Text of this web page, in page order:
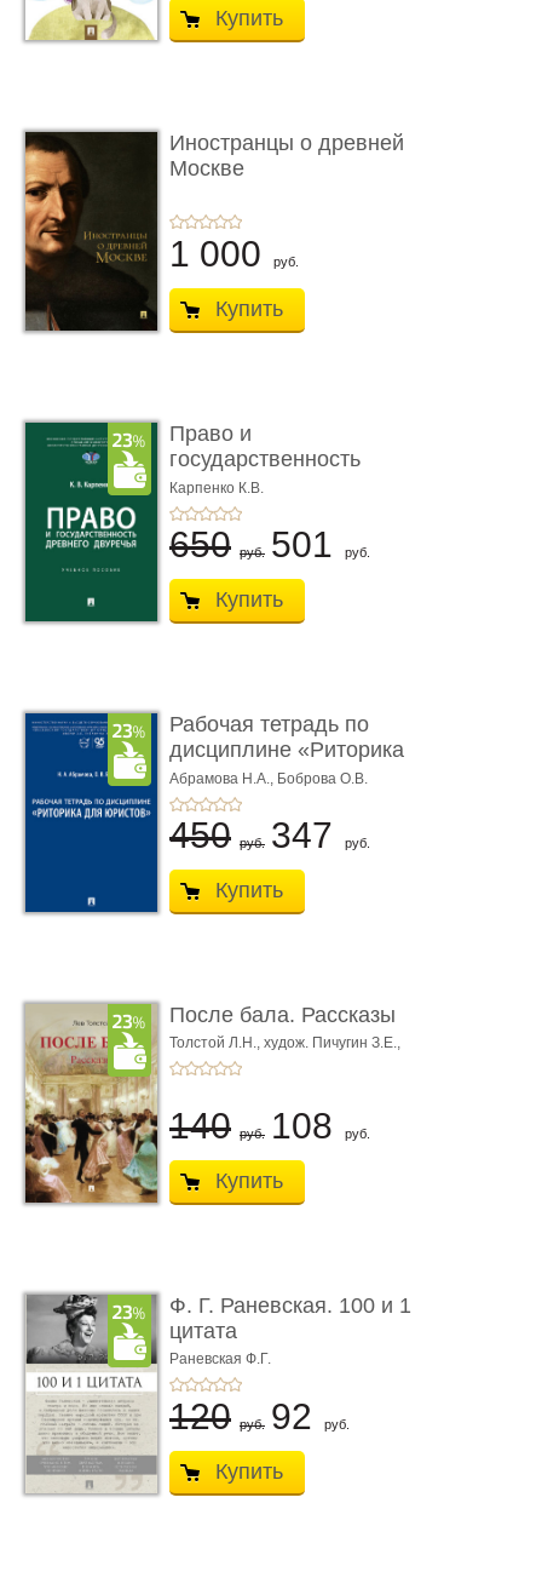
Купить
Иностранцы о древней
Москве
1 000 руб.
Купить
Право и
государственность
Древнего Двуречья. �
...
Карпенко К.В.
650 руб. 501 руб.
Купить
Рабочая тетрадь по
дисциплине «Риторика
для ю� ...
Абрамова Н.А., Боброва О.В.
450 руб. 347 руб.
Купить
После бала. Рассказы
Толстой Л.Н., худож. Пичугин З.Е.,
худож. Лебедев А.И.,
140 руб. 108 руб.
Купить
Ф. Г. Раневская. 100 и 1
цитата
Раневская Ф.Г.
120 руб. 92 руб.
Купить